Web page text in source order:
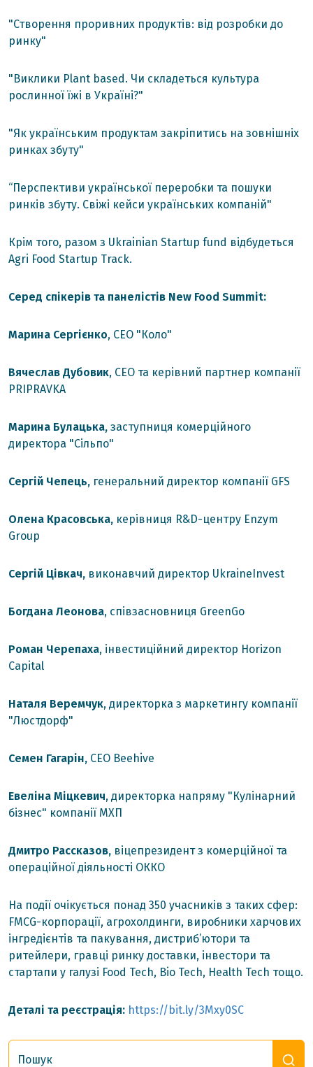
"Створення проривних продуктів: від розробки до
ринку"
"Виклики Plant based. Чи складеться культура
рослинної їжі в Україні?"
"Як українським продуктам закріпитись на зовнішніх
ринках збуту"
“Перспективи української переробки та пошуки
ринків збуту. Свіжі кейси українських компаній"
Крім того, разом з Ukrainian Startup fund відбудеться
Agri Food Startup Track.
Серед спікерів та панелістів New Food Summit:
Марина Сергієнко, СЕО "Коло"
Вячеслав Дубовик, CEO та керівний партнер компанії
PRIPRAVKA
Марина Булацька, заступниця комерційного
директора "Сільпо"
Сергій Чепець, генеральний директор компанії GFS
Олена Красовська, керівниця R&D-центру Enzym
Group
Сергій Цівкач, виконавчий директор UkraineInvest
Богдана Леонова, співзасновниця GreenGo
Роман Черепаха, інвестиційний директор Horіzon
Capital
Наталя Веремчук, директорка з маркетингу компанії
"Люстдорф"
Семен Гагарін, СЕО Beehive
Евеліна Міцкевич, директорка напряму "Кулінарний
бізнес" компанії МХП
Дмитро Рассказов, віцепрезидент з комерційної та
операційної діяльності ОККО
На події очікується понад 350 учасників з таких сфер:
FMCG-корпорації, агрохолдинги, виробники харчових
інгредієнтів та пакування, дистриб’ютори та
ритейлери, гравці ринку доставки, інвестори та
стартапи у галузі Food Tech, Bio Tech, Health Tech тощо.
Деталі та реєстрація: https://bit.ly/3Mxy0SC
Пошук